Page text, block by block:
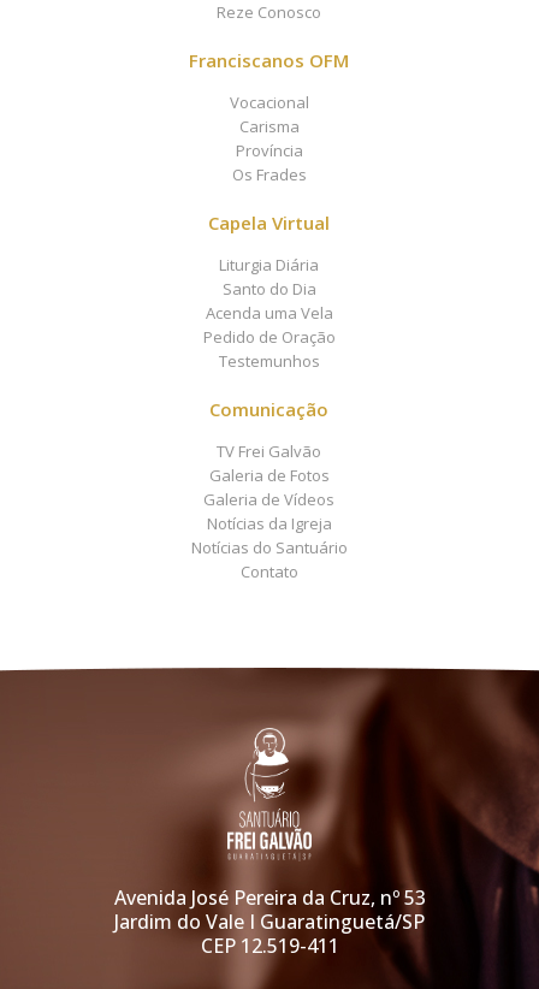
Reze Conosco
Franciscanos OFM
Vocacional
Carisma
Província
Os Frades
Capela Virtual
Liturgia Diária
Santo do Dia
Acenda uma Vela
Pedido de Oração
Testemunhos
Comunicação
TV Frei Galvão
Galeria de Fotos
Galeria de Vídeos
Notícias da Igreja
Notícias do Santuário
Contato
Avenida José Pereira da Cruz, nº 53
Jardim do Vale I Guaratinguetá/SP
CEP 12.519-411